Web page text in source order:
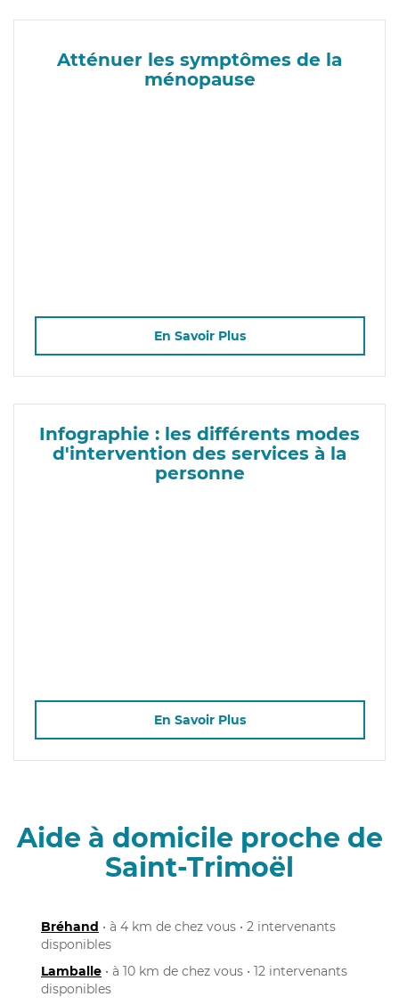
Atténuer les symptômes de la
ménopause
En Savoir Plus
Infographie : les différents modes
d'intervention des services à la
personne
En Savoir Plus
Aide à domicile proche de
Saint-Trimoël
Bréhand • à 4 km de chez vous • 2 intervenants
disponibles
Lamballe • à 10 km de chez vous • 12 intervenants
disponibles